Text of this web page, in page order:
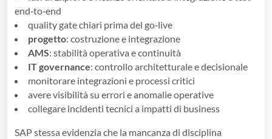
end‑to‑end
quality gate chiari prima del go‑live
progetto: costruzione e integrazione
AMS: stabilità operativa e continuità
IT governance: controllo architetturale e decisionale
monitorare integrazioni e processi critici
avere visibilità su errori e anomalie operative
collegare incidenti tecnici a impatti di business
SAP stessa evidenzia che la mancanza di disciplina